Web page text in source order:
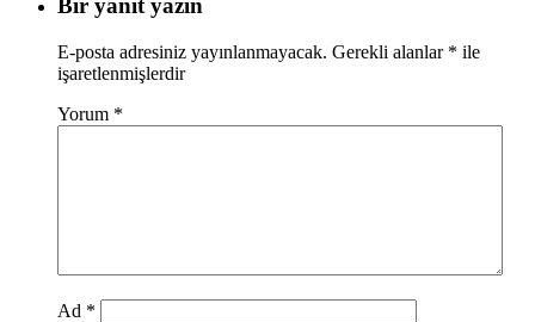
Bir yanıt yazın
E-posta adresiniz yayınlanmayacak. Gerekli alanlar * ile
işaretlenmişlerdir
Yorum *
Ad *